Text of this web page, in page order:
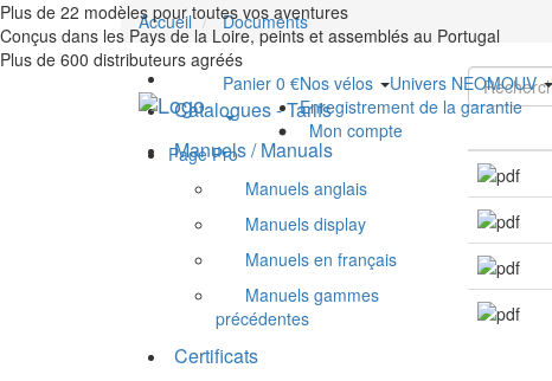
Plus de 22 modèles pour toutes vos aventures
Conçus dans les Pays de la Loire, peints et assemblés au Portugal
Plus de 600 distributeurs agréés
Panier 0 €Nos vélos Univers NEOMOUV
Enregistrement de la garantie
Mon compte
Page Pro
Accueil Documents
Catalogues - Tarifs
Manuels / Manuals
Manuels anglais
Manuels display
Manuels en français
Manuels gammes
précédentes
Certificats